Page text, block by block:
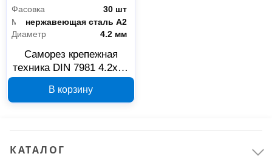
Крепёж
Фасовка
30 шт
Материалнержавеющая сталь А2
Диаметр
4.2 мм
Саморез крепежная
техника DIN 7981 4.2x50
А2 800942
В корзину
КАТАЛОГ